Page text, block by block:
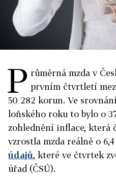
P růměrná mzda v
prvním čtvrtletí
50 282 korun. Ve
loňského roku to bylo o
zohlednění inflace, která
vzrostla mzda reálně o
údajů, které ve čtvrtek
úřad (ČSÚ).